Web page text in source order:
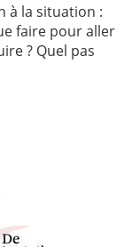
à la situation :
faire pour aller
? Quel pas